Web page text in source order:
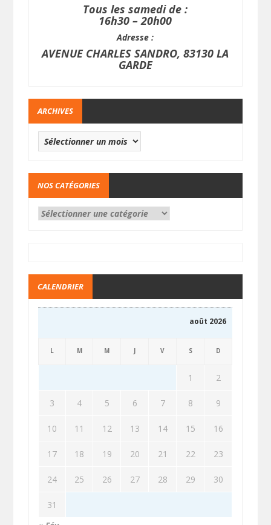
Tous les samedi de :
16h30 – 20h00
Adresse :
AVENUE CHARLES SANDRO, 83130 LA
GARDE
ARCHIVES
NOS CATÉGORIES
CALENDRIER
août 2026
L M M J V S D
1 2
3 4 5 6 7 8 9
10 11 12 13 14 15 16
17 18 19 20 21 22 23
24 25 26 27 28 29 30
31